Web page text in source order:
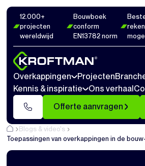
12.000+
projecten
wereldwijd
Bouwboek
conform
EN13782 norm
Overkappingen Projecten
Kennis & inspiratie
Ons verhaal
Offerte aanvragen
Blogs & video's
Toepassingen van overkappingen in de